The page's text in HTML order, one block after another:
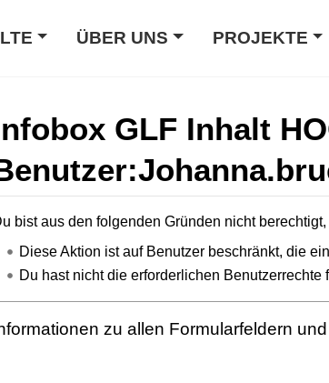
ÜBER UNS PROJEKTE
GLF Inhalt
zu:Navigation,Suche
bist aus den folgenden Gründen nicht
Diese Aktion ist auf Benutzer beschränkt, die
Du hast nicht die erforderlichen Benutzerrechte
zu allen Formularfeldern